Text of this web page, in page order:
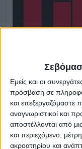
Εμείς και οι
πρόσβαση σε
και
αναγνωριστικοί και
αποστέλλονται από
και περιεχόμενο,
ακροατηρίου και
Ο Στάθης
Lifo τα